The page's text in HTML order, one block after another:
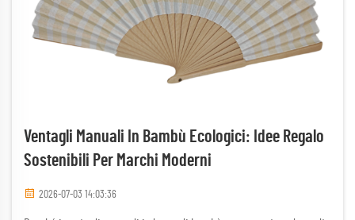
Ventagli Manuali In Bambù Ecologici: Idee Regalo
Sostenibili Per Marchi Moderni
2026-07-03 14:03:36